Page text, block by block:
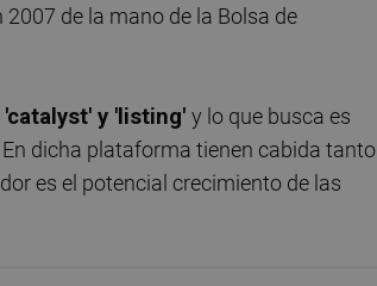
2007 de la mano de la Bolsa de
y 'listing' y lo que busca es
dicha plataforma tienen cabida tanto
es el potencial crecimiento de las